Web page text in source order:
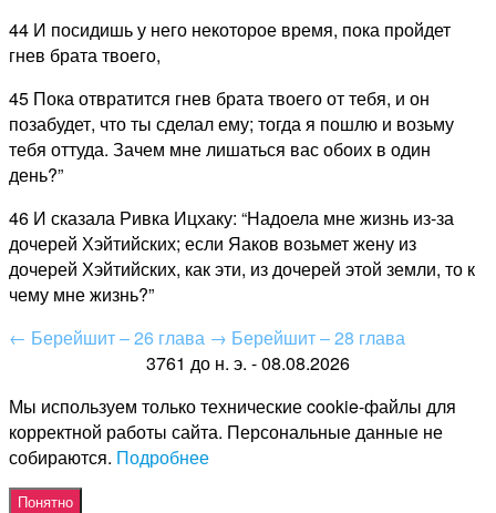
44 И посидишь у него некоторое время, пока пройдет
гнев брата твоего,
45 Пока отвратится гнев брата твоего от тебя, и он
позабудет, что ты сделал ему; тогда я пошлю и возьму
тебя оттуда. Зачем мне лишаться вас обоих в один
день?”
46 И сказала Ривка Ицхаку: “Надоела мне жизнь из-за
дочерей Хэйтийских; если Яаков возьмет жену из
дочерей Хэйтийских, как эти, из дочерей этой земли, то к
чему мне жизнь?”
← Берейшит – 26 глава → Берейшит – 28 глава
3761 до н. э. - 08.08.2026
Мы используем только технические cookie-файлы для
корректной работы сайта. Персональные данные не
собираются. Подробнее
Понятно